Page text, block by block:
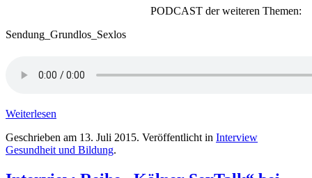
PODCAST der weiteren Themen:
Sendung_Grundlos_Sexlos
Weiterlesen
Geschrieben am 13. Juli 2015. Veröffentlicht in Interview
Gesundheit und Bildung.